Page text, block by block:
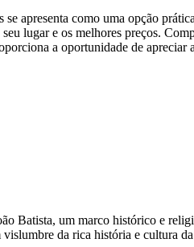
apresenta como uma opção
lugar e os melhores preços.
a oportunidade de apreciar
um marco histórico e
da rica história e cultura